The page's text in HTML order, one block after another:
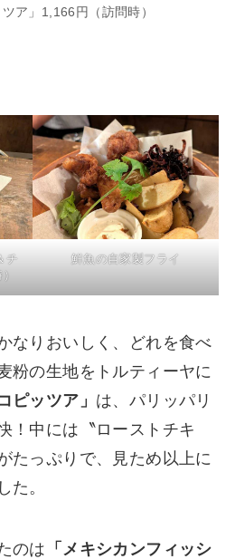
ツア」1,166円（訪問時）
チ
鮮魚の自家製フライ
なりおいしく、どれを食べ
粉の生地をトルティーヤに
ピッツア」 は、パリッパリ
！中には〝ローストチキ
たっぷりで、見ため以上に
た。
のは 「メキシカンフィッシ